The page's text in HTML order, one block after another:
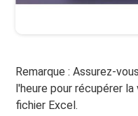
Remarque : Assurez-
l'heure pour récupérer
fichier Excel.